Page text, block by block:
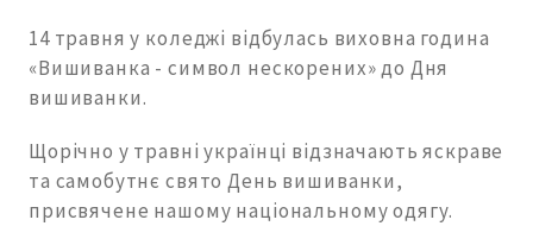
14 травня у коледжі відбулась виховна година
«Вишиванка - символ нескорених» до Дня
вишиванки.
Щорічно у травні українці відзначають яскраве
та самобутнє свято День вишиванки,
присвячене нашому національному одягу.